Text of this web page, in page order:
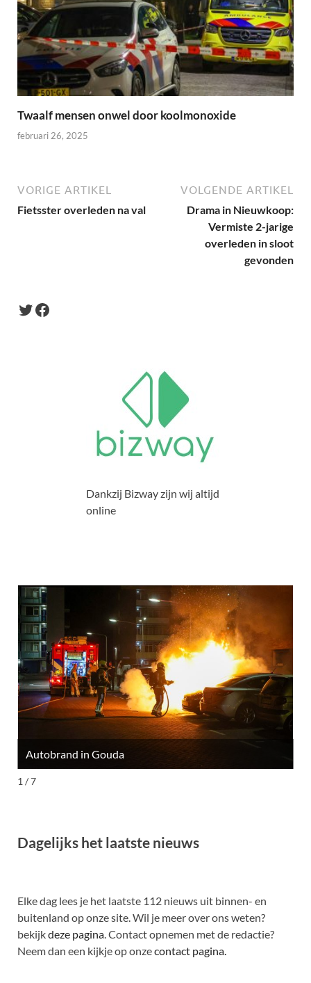
Twaalf mensen onwel door koolmonoxide
februari 26, 2025
VORIGE ARTIKEL
Fietsster overleden na val
VOLGENDE ARTIKEL
Drama in Nieuwkoop:
Vermiste 2-jarige
overleden in sloot
gevonden
Dankzij Bizway zijn wij altijd
online
Autobrand in Gouda
1 / 7
Dagelijks het laatste nieuws
Elke dag lees je het laatste 112 nieuws uit binnen- en
buitenland op onze site. Wil je meer over ons weten?
bekijkdeze pagina . Contact opnemen met de redactie?
Neem dan een kijkje op onzecontact pagina.